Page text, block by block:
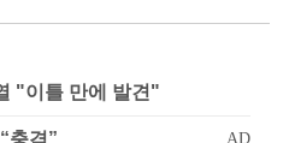
"이틀 만에 발견"